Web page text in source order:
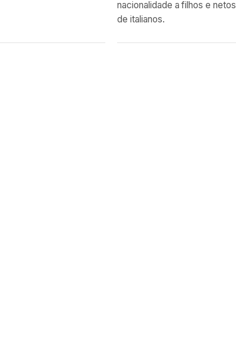
nacionalidade a filhos e netos
de italianos.